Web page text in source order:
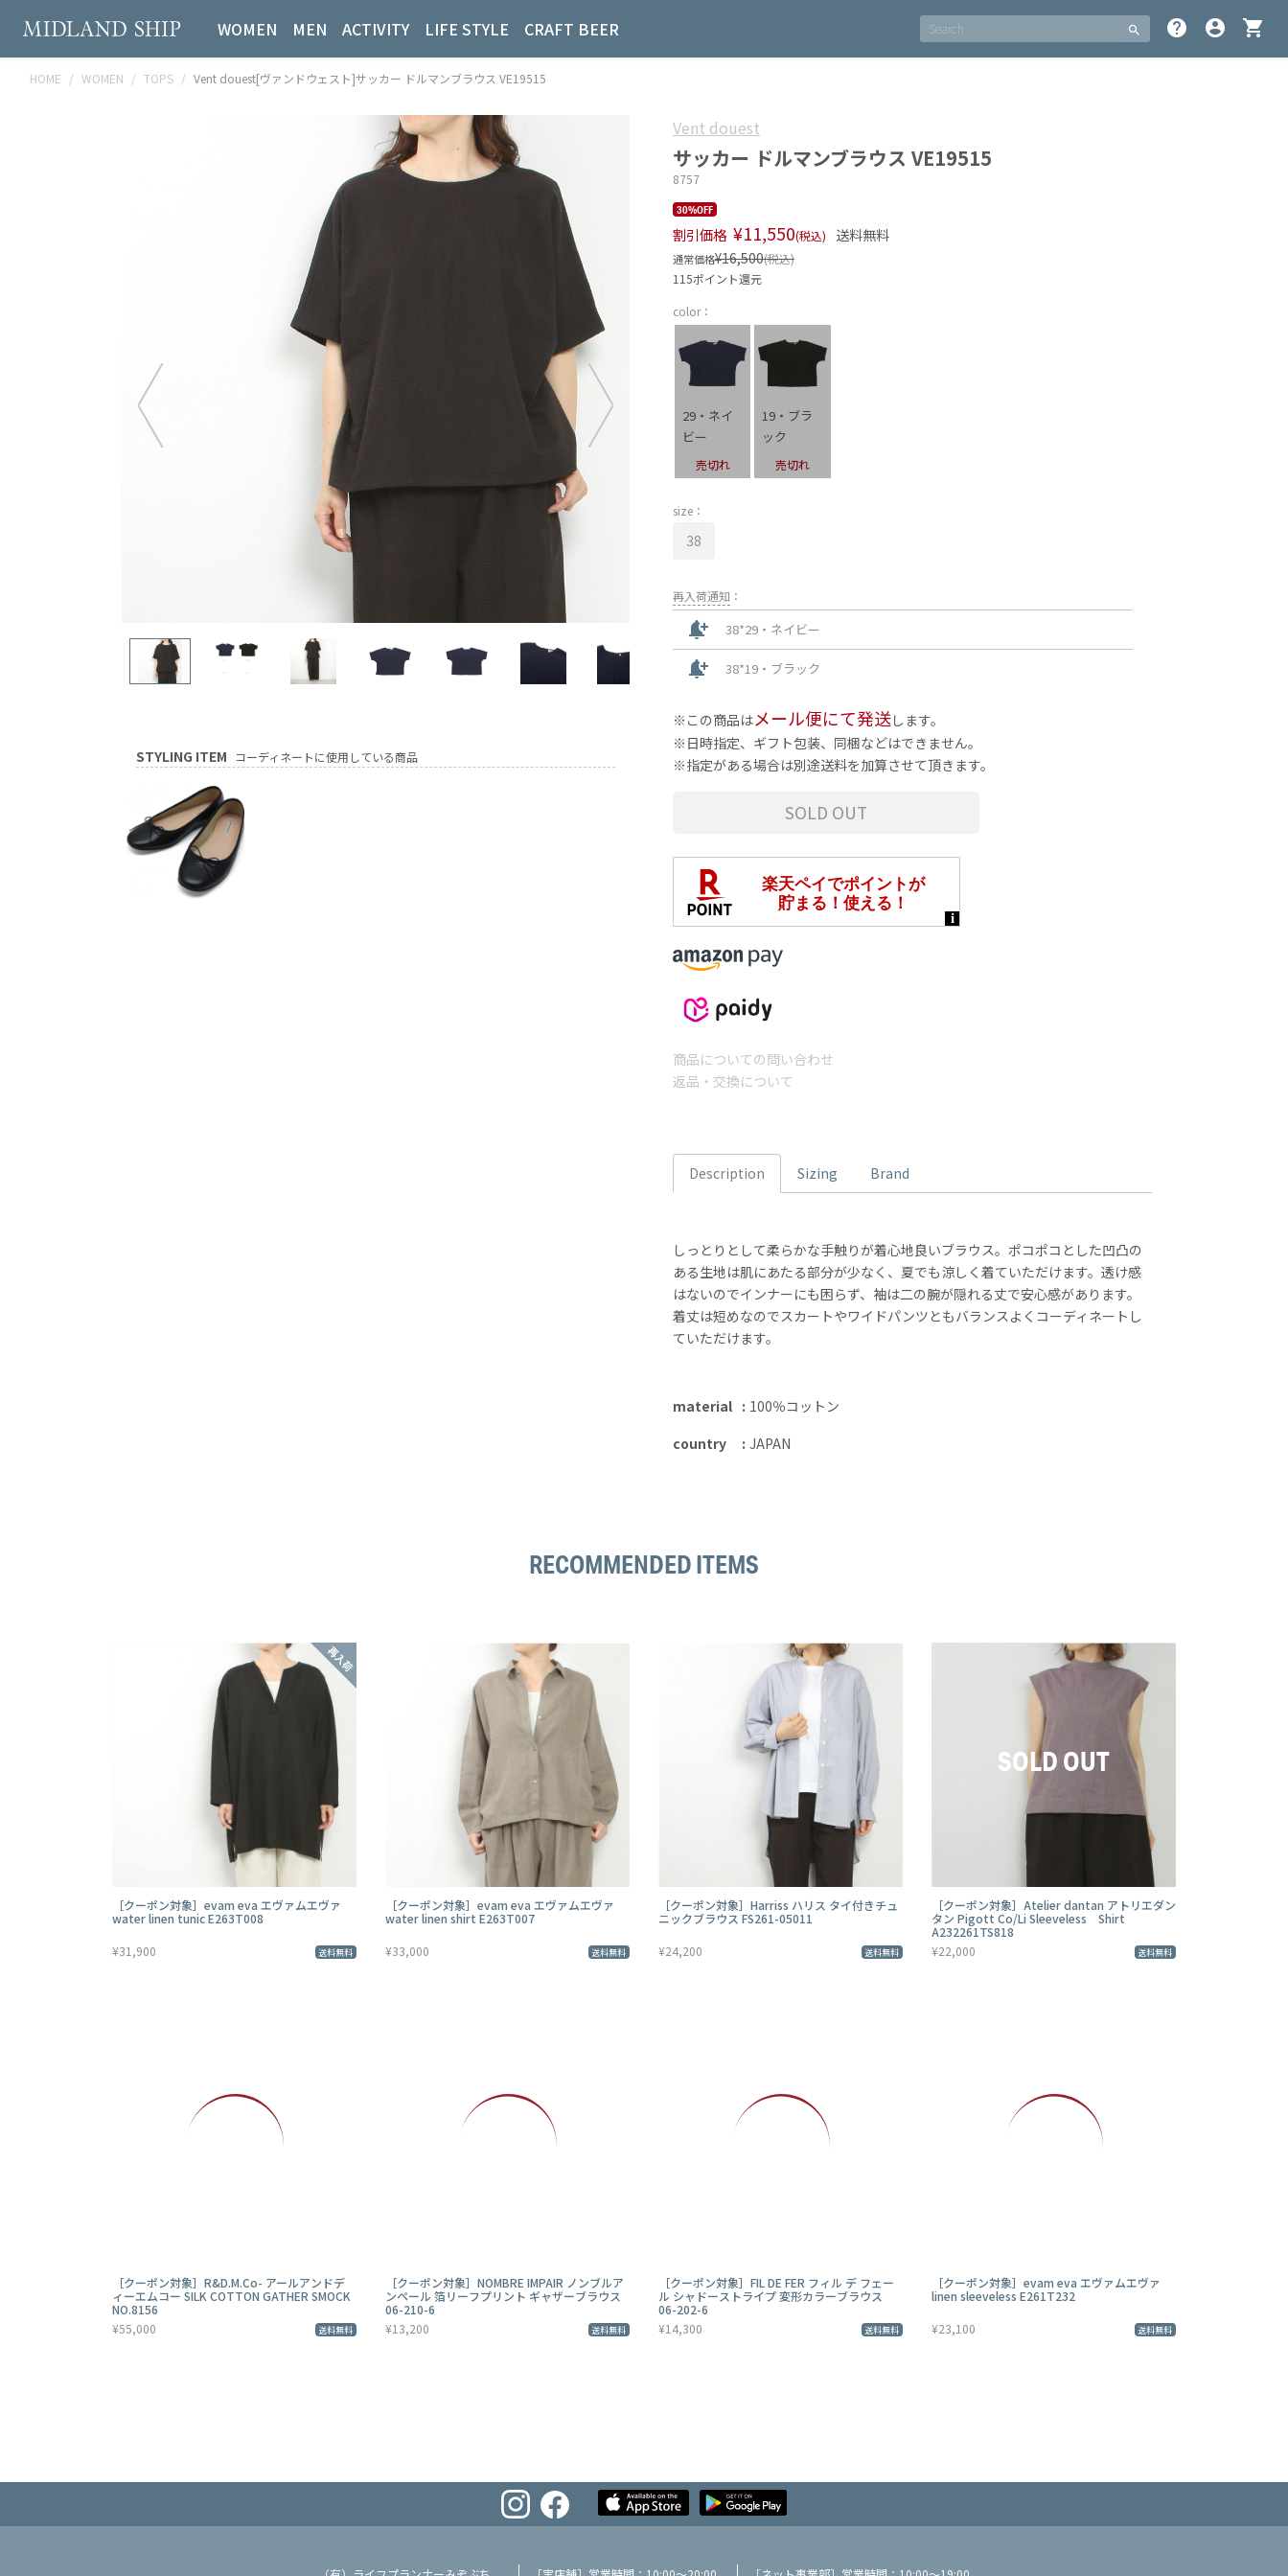
search help account_circle shopping_cart
WOMEN MEN ACTIVITY LIFE STYLE CRAFT BEER
HOME WOMEN TOPS Vent douest[ヴァンドウェスト]サッカー ドルマンブラウス VE19515
STYLING ITEM コーディネートに使用している商品
Vent douest
サッカー ドルマンブラウス VE19515
8757
30%OFF
割引価格 ¥11,550(税込) 送料無料
通常価格¥16,500(税込)
115ポイント還元
color：
29・ネイ
ビー
売切れ
19・ブラ
ック
売切れ
size：
38
再入荷通知 ：
notification_add 38*29・ネイビー
notification_add 38*19・ブラック
この商品はメール便にて発送します。
日時指定、ギフト包装、同梱などはできません。
指定がある場合は別途送料を加算させて頂きます。
SOLD OUT
商品についての問い合わせ
返品・交換について
Description Sizing Brand
しっとりとして柔らかな手触りが着心地良いブラウス。ポコポコとした凹凸の
ある生地は肌にあたる部分が少なく、夏でも涼しく着ていただけます。透け感
はないのでインナーにも困らず、袖は二の腕が隠れる丈で安心感があります。
着丈は短めなのでスカートやワイドパンツともバランスよくコーディネートし
ていただけます。
material
100％コットン
country
JAPAN
RECOMMENDED ITEMS
［クーポン対象］evam eva エヴァムエヴァ
water linen tunic E263T008
¥31,900 送料無料
［クーポン対象］evam eva エヴァムエヴァ
water linen shirt E263T007
¥33,000 送料無料
［クーポン対象］Harriss ハリス タイ付きチュ
ニックブラウス FS261-05011
¥24,200 送料無料
［クーポン対象］Atelier dantan アトリエダン
タン Pigott Co/Li Sleeveless Shirt
A232261TS818
¥22,000
送料無料
［クーポン対象］R&D.M.Co- アールアンドデ
ィーエムコー SILK COTTON GATHER SMOCK
NO.8156
¥55,000
送料無料
［クーポン対象］NOMBRE IMPAIR ノンブルア
ンペール 箔リーフプリント ギャザーブラウス
06-210-6
¥13,200
送料無料
［クーポン対象］FIL DE FER フィル デ フェー
ル シャドーストライプ 変形カラーブラウス
06-202-6
¥14,300
送料無料
［クーポン対象］evam eva エヴァムエヴァ
linen sleeveless E261T232
¥23,100 送料無料